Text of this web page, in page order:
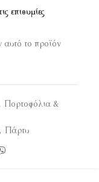
επιθυμίες
το προϊόν
Πορτοφόλια &
, Πάρτυ